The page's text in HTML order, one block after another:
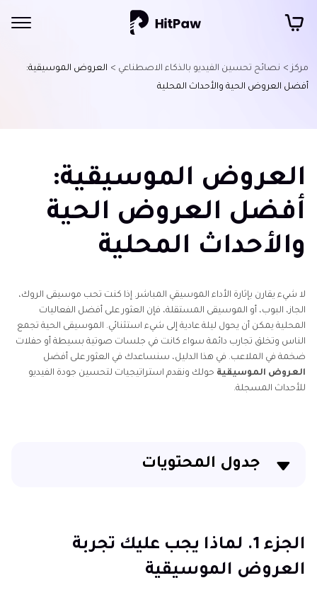
مركز > نصائح تحسين الفيديو بالذكاء الاصطناعي > العروض الموسيقية:
أفضل العروض الحية والأحداث المحلية
العروض الموسيقية:
أفضل العروض الحية
والأحداث المحلية
لا شيء يقارن بإثارة الأداء الموسيقي المباشر. إذا كنت تحب موسيقى الروك،
الجاز، البوب، أو الموسيقى المستقلة، فإن العثور على أفضل الفعاليات
المحلية يمكن أن يحول ليلة عادية إلى شيء استثنائي. الموسيقى الحية تجمع
الناس وتخلق تجارب دائمة سواء كانت في جلسات صوتية بسيطة أو حفلات
ضخمة في الملاعب. في هذا الدليل، سنساعدك في العثور على أفضل
العروض الموسيقية حولك ونقدم استراتيجيات لتحسين جودة الفيديو
للأحداث المسجلة.
جدول المحتويات
الجزء 2. أفضل العروض الموسيقية الحية التي يجب
تجربتها
الجزء 1. لماذا يجب عليك تجربة
العروض الموسيقية